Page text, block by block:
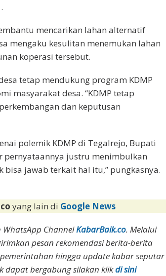
mencarikan lahan alternatif
mengaku kesulitan menemukan lahan
koperasi tersebut.
tetap mendukung program KDMP
masyarakat desa. “KDMP tetap
dan keputusan
polemik KDMP di Tegalrejo, Bupati
justru menimbulkan
bisa jawab terkait hal itu,” pungkasnya.
yang lain di Google News
ChannelKabarBaik.co. Melalui
pesan rekomendasi berita-berita
hingga update kabar seputar
dapat bergabung silakan klikdi sini